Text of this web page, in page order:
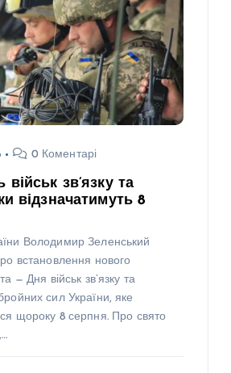
0 Коментарі
зв’язку та
відзначатимуть 8
Володимир Зеленський
встановлення нового
— Дня військ зв’язку та
сил України, яке
щороку 8 серпня. Про свято